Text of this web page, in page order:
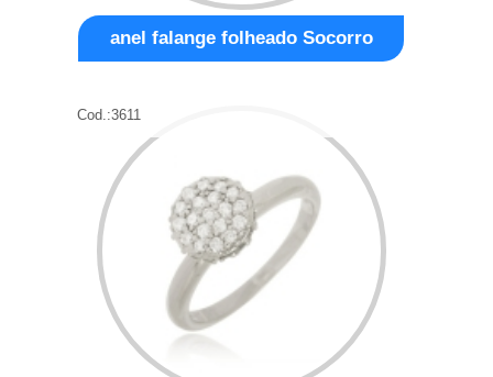
anel falange folheado Socorro
Cod.:3611